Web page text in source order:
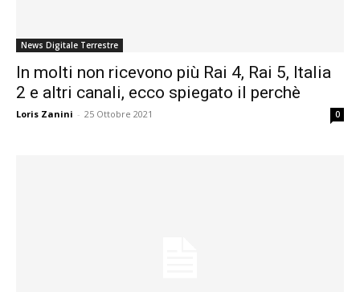
News Digitale Terrestre
In molti non ricevono più Rai 4, Rai 5, Italia
2 e altri canali, ecco spiegato il perchè
Loris Zanini - 25 Ottobre 2021 0